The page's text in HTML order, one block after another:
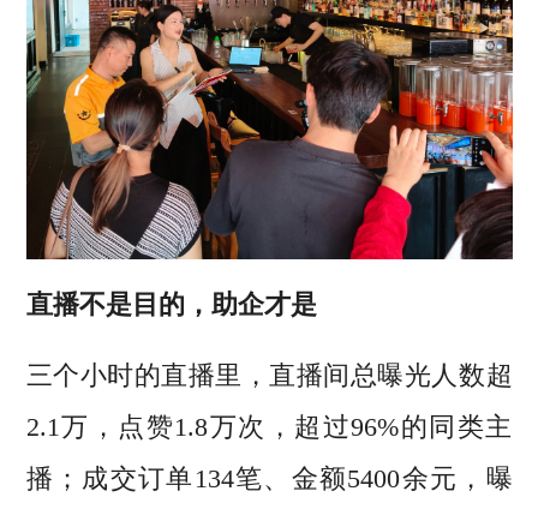
直播不是目的，助企才是
三个小时的直播里，直播间总曝光人数超
2.1万，点赞1.8万次，超过96%的同类主
播；成交订单134笔、金额5400余元，曝